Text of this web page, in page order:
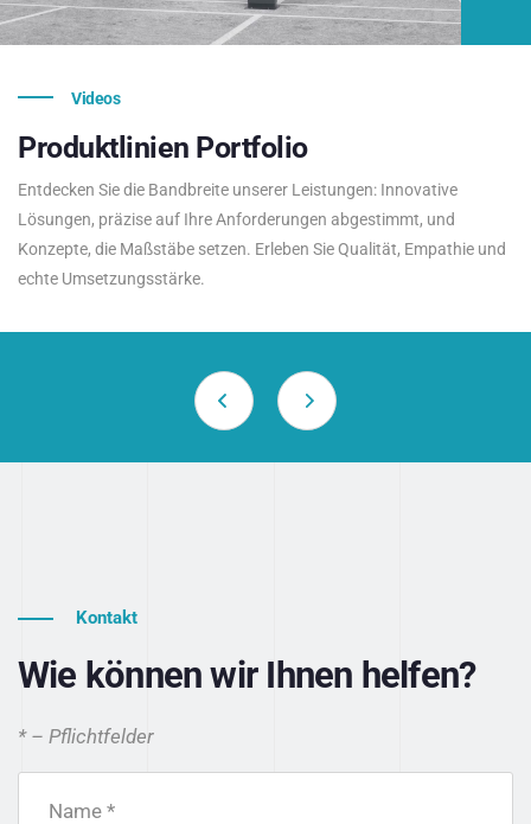
Videos
Produktlinien Portfolio
Entdecken Sie die Bandbreite unserer Leistungen: Innovative
Lösungen, präzise auf Ihre Anforderungen abgestimmt, und
Konzepte, die Maßstäbe setzen. Erleben Sie Qualität, Empathie und
echte Umsetzungsstärke.
Kontakt
Wie können wir Ihnen helfen?
* – Pflichtfelder
Name *